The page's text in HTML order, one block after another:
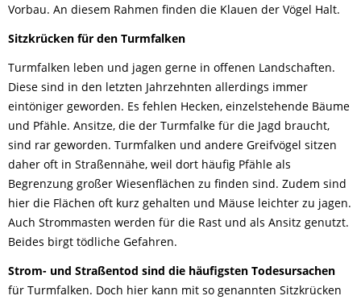
Vorbau. An diesem Rahmen finden die Klauen der Vögel Halt.
Sitzkrücken für den Turmfalken
Turmfalken leben und jagen gerne in offenen Landschaften.
Diese sind in den letzten Jahrzehnten allerdings immer
eintöniger geworden. Es fehlen Hecken, einzelstehende Bäume
und Pfähle. Ansitze, die der Turmfalke für die Jagd braucht,
sind rar geworden. Turmfalken und andere Greifvögel sitzen
daher oft in Straßennähe, weil dort häufig Pfähle als
Begrenzung großer Wiesenflächen zu finden sind. Zudem sind
hier die Flächen oft kurz gehalten und Mäuse leichter zu jagen.
Auch Strommasten werden für die Rast und als Ansitz genutzt.
Beides birgt tödliche Gefahren.
Strom- und Straßentod sind die häufigsten Todesursachen
für Turmfalken. Doch hier kann mit so genannten Sitzkrücken